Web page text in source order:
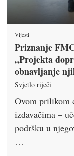
Vijesti
Priznanje
„Projekta
obnavljanje
Svjetlo riječi
Ovom prilikom
izdavačima –
podršku u
…